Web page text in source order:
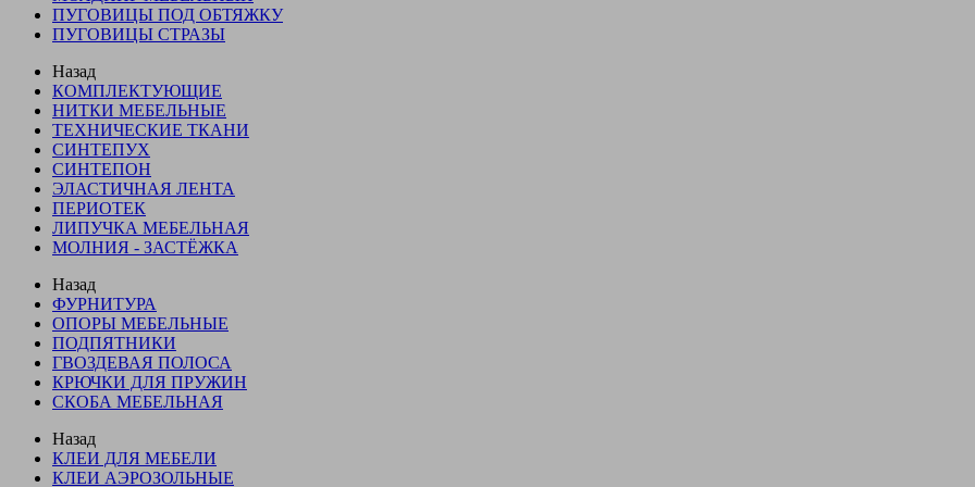
ПУГОВИЦЫ ПОД ОБТЯЖКУ
ПУГОВИЦЫ СТРАЗЫ
Назад
КОМПЛЕКТУЮЩИЕ
НИТКИ МЕБЕЛЬНЫЕ
ТЕХНИЧЕСКИЕ ТКАНИ
СИНТЕПУХ
СИНТЕПОН
ЭЛАСТИЧНАЯ ЛЕНТА
ПЕРИОТЕК
ЛИПУЧКА МЕБЕЛЬНАЯ
МОЛНИЯ - ЗАСТЁЖКА
Назад
ФУРНИТУРА
ОПОРЫ МЕБЕЛЬНЫЕ
ПОДПЯТНИКИ
ГВОЗДЕВАЯ ПОЛОСА
КРЮЧКИ ДЛЯ ПРУЖИН
СКОБА МЕБЕЛЬНАЯ
Назад
КЛЕИ ДЛЯ МЕБЕЛИ
КЛЕИ АЭРОЗОЛЬНЫЕ